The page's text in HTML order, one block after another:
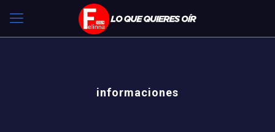
informaciones